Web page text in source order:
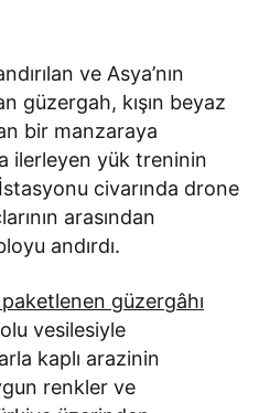
ve Asya’nın
güzergah, kışın beyaz
bir manzaraya
ilerleyen yük treninin
civarında drone
arasından
andırdı.
paketlenen güzergâhı
vesilesiyle
kaplı arazinin
renkler ve